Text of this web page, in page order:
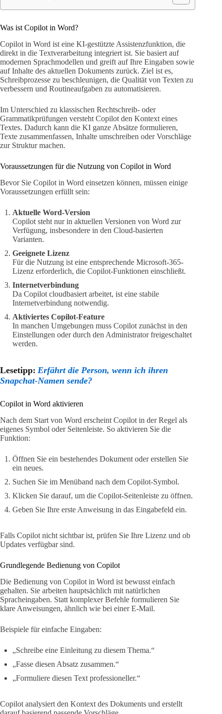
Was ist Copilot in Word?
Copilot in Word ist eine KI-gestützte Assistenzfunktion, die
direkt in die Textverarbeitung integriert ist. Sie basiert auf
modernen Sprachmodellen und greift auf Ihre Eingaben sowie
auf Inhalte des aktuellen Dokuments zurück. Ziel ist es,
Schreibprozesse zu beschleunigen, die Qualität von Texten zu
verbessern und Routineaufgaben zu automatisieren.
Im Unterschied zu klassischen Rechtschreib- oder
Grammatikprüfungen versteht Copilot den Kontext eines
Textes. Dadurch kann die KI ganze Absätze formulieren,
Texte zusammenfassen, Inhalte umschreiben oder Vorschläge
zur Struktur machen.
Voraussetzungen für die Nutzung von Copilot in Word
Bevor Sie Copilot in Word einsetzen können, müssen einige
Voraussetzungen erfüllt sein:
Aktuelle Word-Version
Copilot steht nur in aktuellen Versionen von Word zur
Verfügung, insbesondere in den Cloud-basierten
Varianten.
Geeignete Lizenz
Für die Nutzung ist eine entsprechende Microsoft-365-
Lizenz erforderlich, die Copilot-Funktionen einschließt.
Internetverbindung
Da Copilot cloudbasiert arbeitet, ist eine stabile
Internetverbindung notwendig.
Aktiviertes Copilot-Feature
In manchen Umgebungen muss Copilot zunächst in den
Einstellungen oder durch den Administrator freigeschaltet
werden.
Lesetipp: Erfährt die Person, wenn ich ihren
Snapchat-Namen sende?
Copilot in Word aktivieren
Nach dem Start von Word erscheint Copilot in der Regel als
eigenes Symbol oder Seitenleiste. So aktivieren Sie die
Funktion:
Öffnen Sie ein bestehendes Dokument oder erstellen Sie
ein neues.
Suchen Sie im Menüband nach dem Copilot-Symbol.
Klicken Sie darauf, um die Copilot-Seitenleiste zu öffnen.
Geben Sie Ihre erste Anweisung in das Eingabefeld ein.
Falls Copilot nicht sichtbar ist, prüfen Sie Ihre Lizenz und ob
Updates verfügbar sind.
Grundlegende Bedienung von Copilot
Die Bedienung von Copilot in Word ist bewusst einfach
gehalten. Sie arbeiten hauptsächlich mit natürlichen
Spracheingaben. Statt komplexer Befehle formulieren Sie
klare Anweisungen, ähnlich wie bei einer E-Mail.
Beispiele für einfache Eingaben:
„Schreibe eine Einleitung zu diesem Thema.“
„Fasse diesen Absatz zusammen.“
„Formuliere diesen Text professioneller.“
Copilot analysiert den Kontext des Dokuments und erstellt